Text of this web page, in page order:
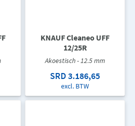
KNAUF Cleaneo UFF
12/25R
Akoestisch - 12.5 mm
SRD 3.186,65
excl. BTW